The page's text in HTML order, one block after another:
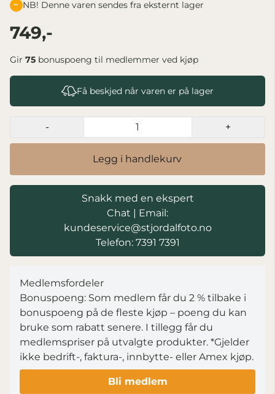
NB! Denne varen sendes fra eksternt lager
749,-
Gir 75 bonuspoeng til medlemmer ved kjøp
Få beskjed når varen er på lager
- +
Legg i handlekurv
Snakk med en ekspert
Chat | Email:
kundeservice@stjordalfoto.no
Telefon: 7391 7391
Medlemsfordeler
Bonuspoeng: Som medlem får du 2 % tilbake i
bonuspoeng på de fleste kjøp – poeng du kan
bruke som rabatt senere. I tillegg får du
medlemspriser på utvalgte produkter. *Gjelder
ikke bedrift-, faktura-, innbytte- eller Amex kjøp.
Bli medlem